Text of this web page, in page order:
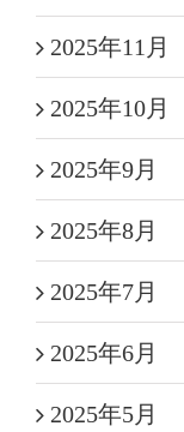
2025年11月
2025年10月
2025年9月
2025年8月
2025年7月
2025年6月
2025年5月